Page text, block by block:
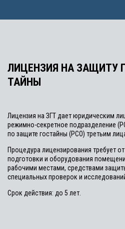
ЛИЦЕНЗИЯ НА ЗАЩИТУ
ТАЙНЫ
Лицензия на ЗГТ дает юридическим
режимно-секретное подразделение
по защите гостайны (РСО) третьим
Процедура лицензирования требует
подготовки и оборудования
рабочими местами, средствами
специальных проверок и
Срок действия: до 5 лет.